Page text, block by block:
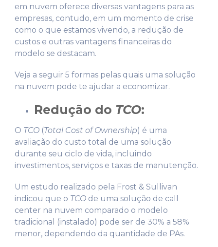
em nuvem oferece diversas vantagens para as
empresas, contudo, em um momento de crise
como o que estamos vivendo, a redução de
custos e outras vantagens financeiras do
modelo se destacam.
Veja a seguir 5 formas pelas quais uma solução
na nuvem pode te ajudar a economizar.
Redução do TCO:
O TCO (Total Cost of Ownership) é uma
avaliação do custo total de uma solução
durante seu ciclo de vida, incluindo
investimentos, serviços e taxas de manutenção.
Um estudo realizado pela Frost & Sullivan
indicou que o TCO de uma solução de call
center na nuvem comparado o modelo
tradicional (instalado) pode ser de 30% a 58%
menor, dependendo da quantidade de PAs.